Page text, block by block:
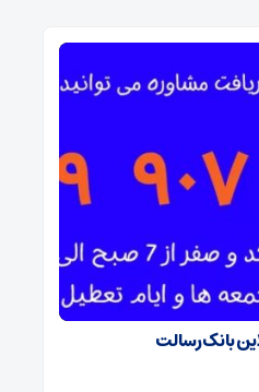
بانک رسالت